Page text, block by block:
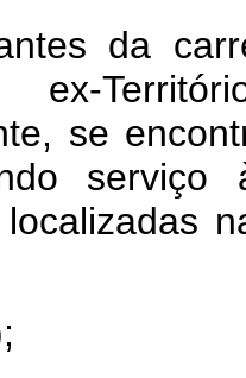
da
ex-
se